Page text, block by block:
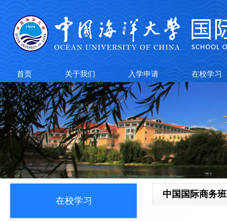
首页 关于我们 入学申请 在校学习
在校学习
中国国际商务